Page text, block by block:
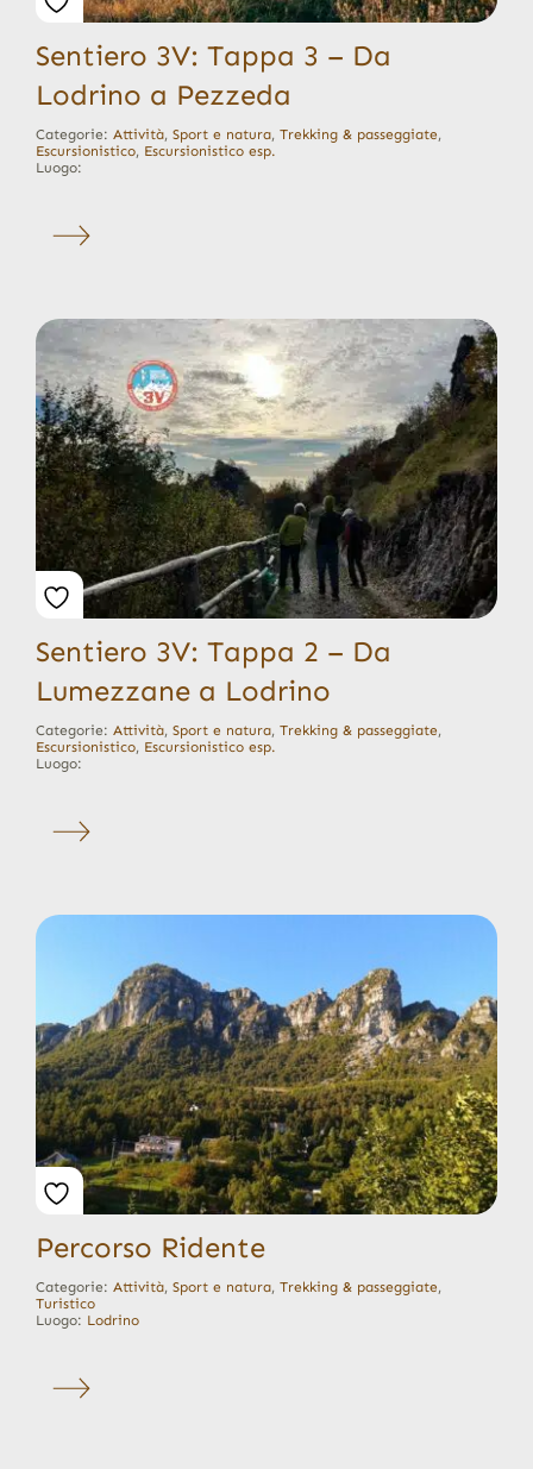
Sentiero 3V: Tappa 3 – Da
Lodrino a Pezzeda
Categorie: Attività, Sport e natura, Trekking & passeggiate,
Escursionistico, Escursionistico esp.
Luogo:
Sentiero 3V: Tappa 2 – Da
Lumezzane a Lodrino
Categorie: Attività, Sport e natura, Trekking & passeggiate,
Escursionistico, Escursionistico esp.
Luogo:
Percorso Ridente
Categorie: Attività, Sport e natura, Trekking & passeggiate,
Turistico
Luogo: Lodrino